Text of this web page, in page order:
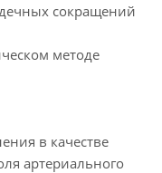
сокращений
методе
в качестве
артериального